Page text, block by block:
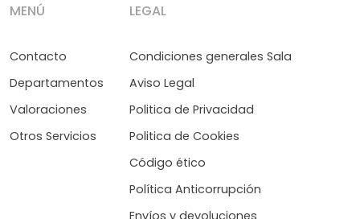
MENÚ
Contacto
Departamentos
Valoraciones
Otros Servicios
LEGAL
Condiciones generales Sala
Aviso Legal
Politica de Privacidad
Politica de Cookies
Código ético
Política Anticorrupción
Envíos y devoluciones